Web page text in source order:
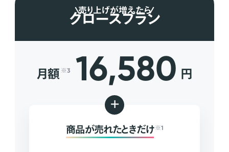
売り上げが増えたら
グロースプラン
月額 ※3 16,580 円
+
商品が売れたときだけ ※1